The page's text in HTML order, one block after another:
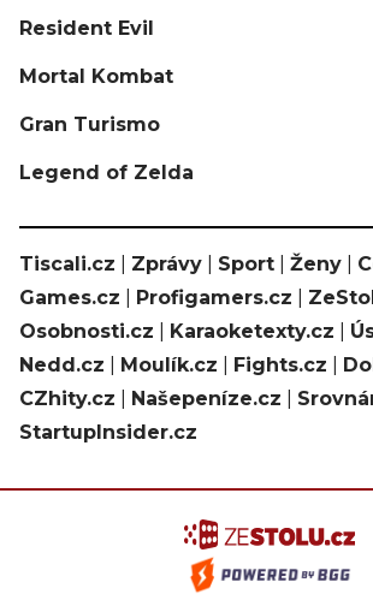
Resident Evil
Mortal Kombat
Gran Turismo
Legend of Zelda
Tiscali.cz Zprávy Sport Ženy
Games.cz
Profigamers.cz
Osobnosti.cz
Karaoketexty.cz
Nedd.cz
Moulík.cz Fights.cz
CZhity.cz
Našepeníze.cz
StartupInsider.cz